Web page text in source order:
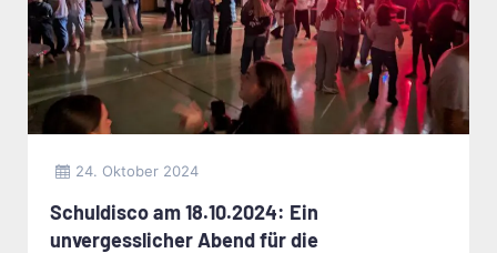
24. Oktober 2024
Schuldisco am 18.10.2024: Ein
unvergesslicher Abend für die